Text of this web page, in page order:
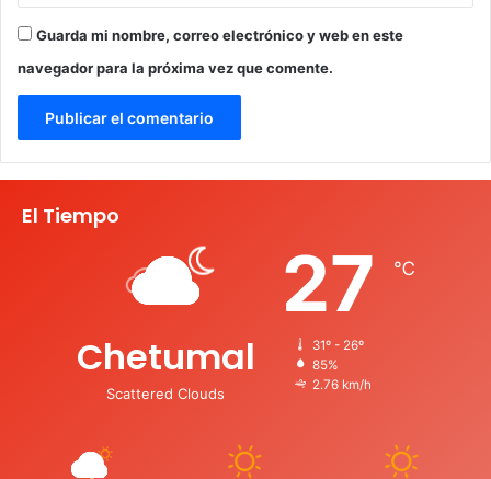
Guarda mi nombre, correo electrónico y web en este
navegador para la próxima vez que comente.
El Tiempo
Chetumal
Scattered Clouds
27 ℃
31º - 26º
85%
2.76 km/h